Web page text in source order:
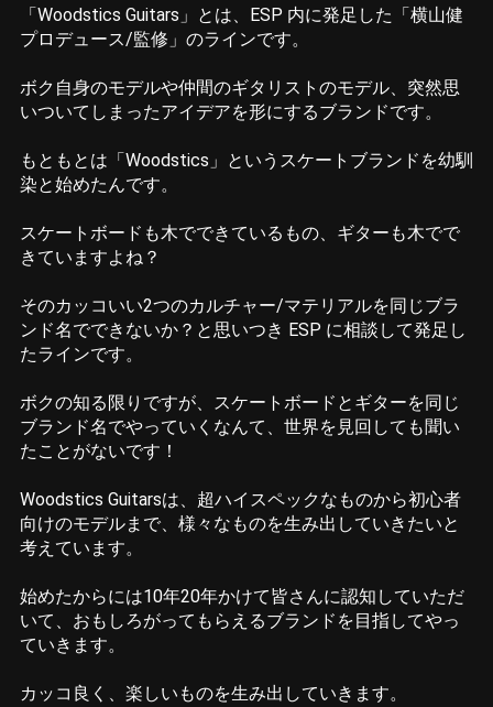
「Woodstics Guitars」とは、ESP 内に発足した「横山健
プロデュース/監修」のラインです。
ボク自身のモデルや仲間のギタリストのモデル、突然思
いついてしまったアイデアを形にするブランドです。
もともとは「Woodstics」というスケートブランドを幼馴
染と始めたんです。
スケートボードも木でできているもの、ギターも木でで
きていますよね？
そのカッコいい2つのカルチャー/マテリアルを同じブラ
ンド名でできないか？と思いつき ESP に相談して発足し
たラインです。
ボクの知る限りですが、スケートボードとギターを同じ
ブランド名でやっていくなんて、世界を見回しても聞い
たことがないです！
Woodstics Guitarsは、超ハイスペックなものから初心者
向けのモデルまで、様々なものを生み出していきたいと
考えています。
始めたからには10年20年かけて皆さんに認知していただ
いて、おもしろがってもらえるブランドを目指してやっ
ていきます。
カッコ良く、楽しいものを生み出していきます。